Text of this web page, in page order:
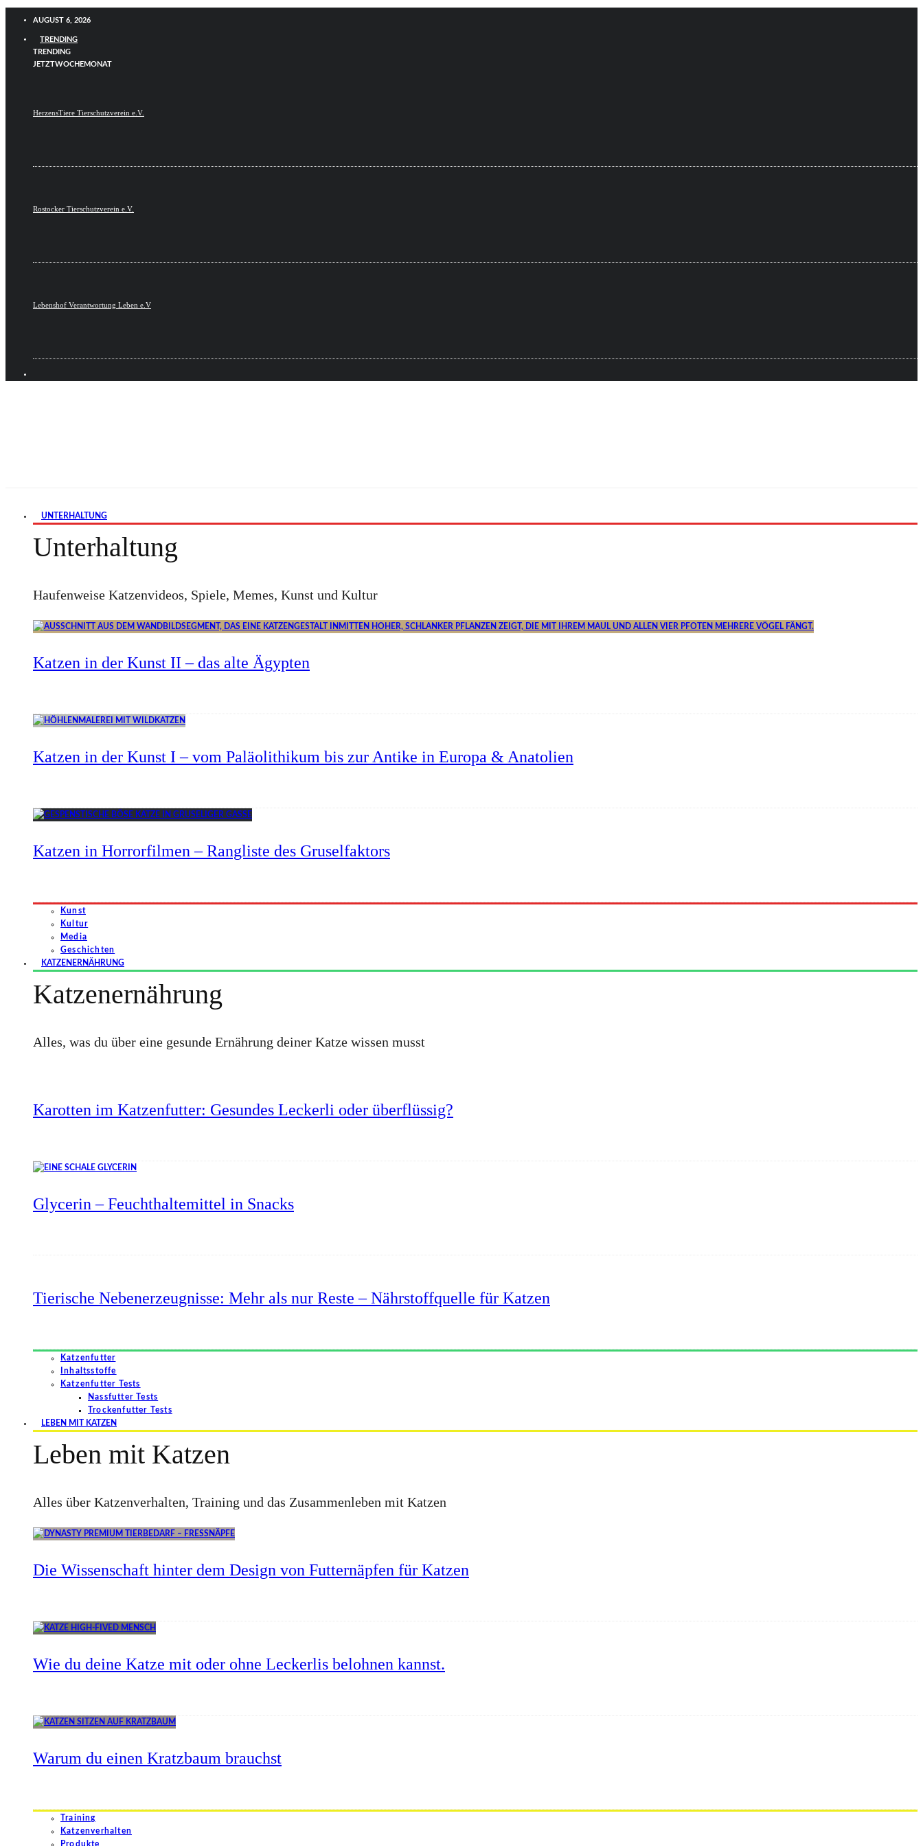
AUGUST 6, 2026
TRENDING
TRENDING
JETZTWOCHEMONAT
HerzensTiere Tierschutzverein e.V.
Rostocker Tierschutzverein e.V.
Lebenshof Verantwortung Leben e.V
UNTERHALTUNG
Unterhaltung
Haufenweise Katzenvideos, Spiele, Memes, Kunst und Kultur
Katzen in der Kunst II – das alte Ägypten
Katzen in der Kunst I – vom Paläolithikum bis zur Antike in Europa & Anatolien
Katzen in Horrorfilmen – Rangliste des Gruselfaktors
Kunst
Kultur
Media
Geschichten
KATZENERNÄHRUNG
Katzenernährung
Alles, was du über eine gesunde Ernährung deiner Katze wissen musst
Karotten im Katzenfutter: Gesundes Leckerli oder überflüssig?
Glycerin – Feuchthaltemittel in Snacks
Tierische Nebenerzeugnisse: Mehr als nur Reste – Nährstoffquelle für Katzen
Katzenfutter
Inhaltsstoffe
Katzenfutter Tests
Nassfutter Tests
Trockenfutter Tests
LEBEN MIT KATZEN
Leben mit Katzen
Alles über Katzenverhalten, Training und das Zusammenleben mit Katzen
Die Wissenschaft hinter dem Design von Futternäpfen für Katzen
Wie du deine Katze mit oder ohne Leckerlis belohnen kannst.
Warum du einen Kratzbaum brauchst
Training
Katzenverhalten
Produkte